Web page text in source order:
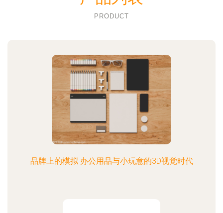
PRODUCT
品牌上的模拟 办公用品与小玩意的3D视觉时代